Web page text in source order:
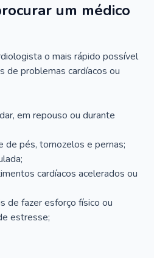
um médico
o mais rápido possível
de problemas cardíacos ou
em repouso ou durante
de pés, tornozelos e pernas;
cardíacos acelerados ou
de fazer esforço físico ou
estresse;